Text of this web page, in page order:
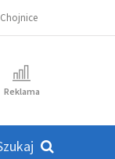
Chojnice
Reklama